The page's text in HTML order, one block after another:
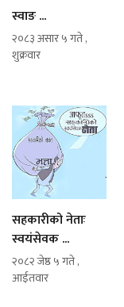
स्वाङ ...
२०८३ असार ५ गते ,
शुक्रवार
सहकारीको नेताः
स्वयंसेवक ...
२०८२ जेष्ठ ५ गते ,
आईतवार